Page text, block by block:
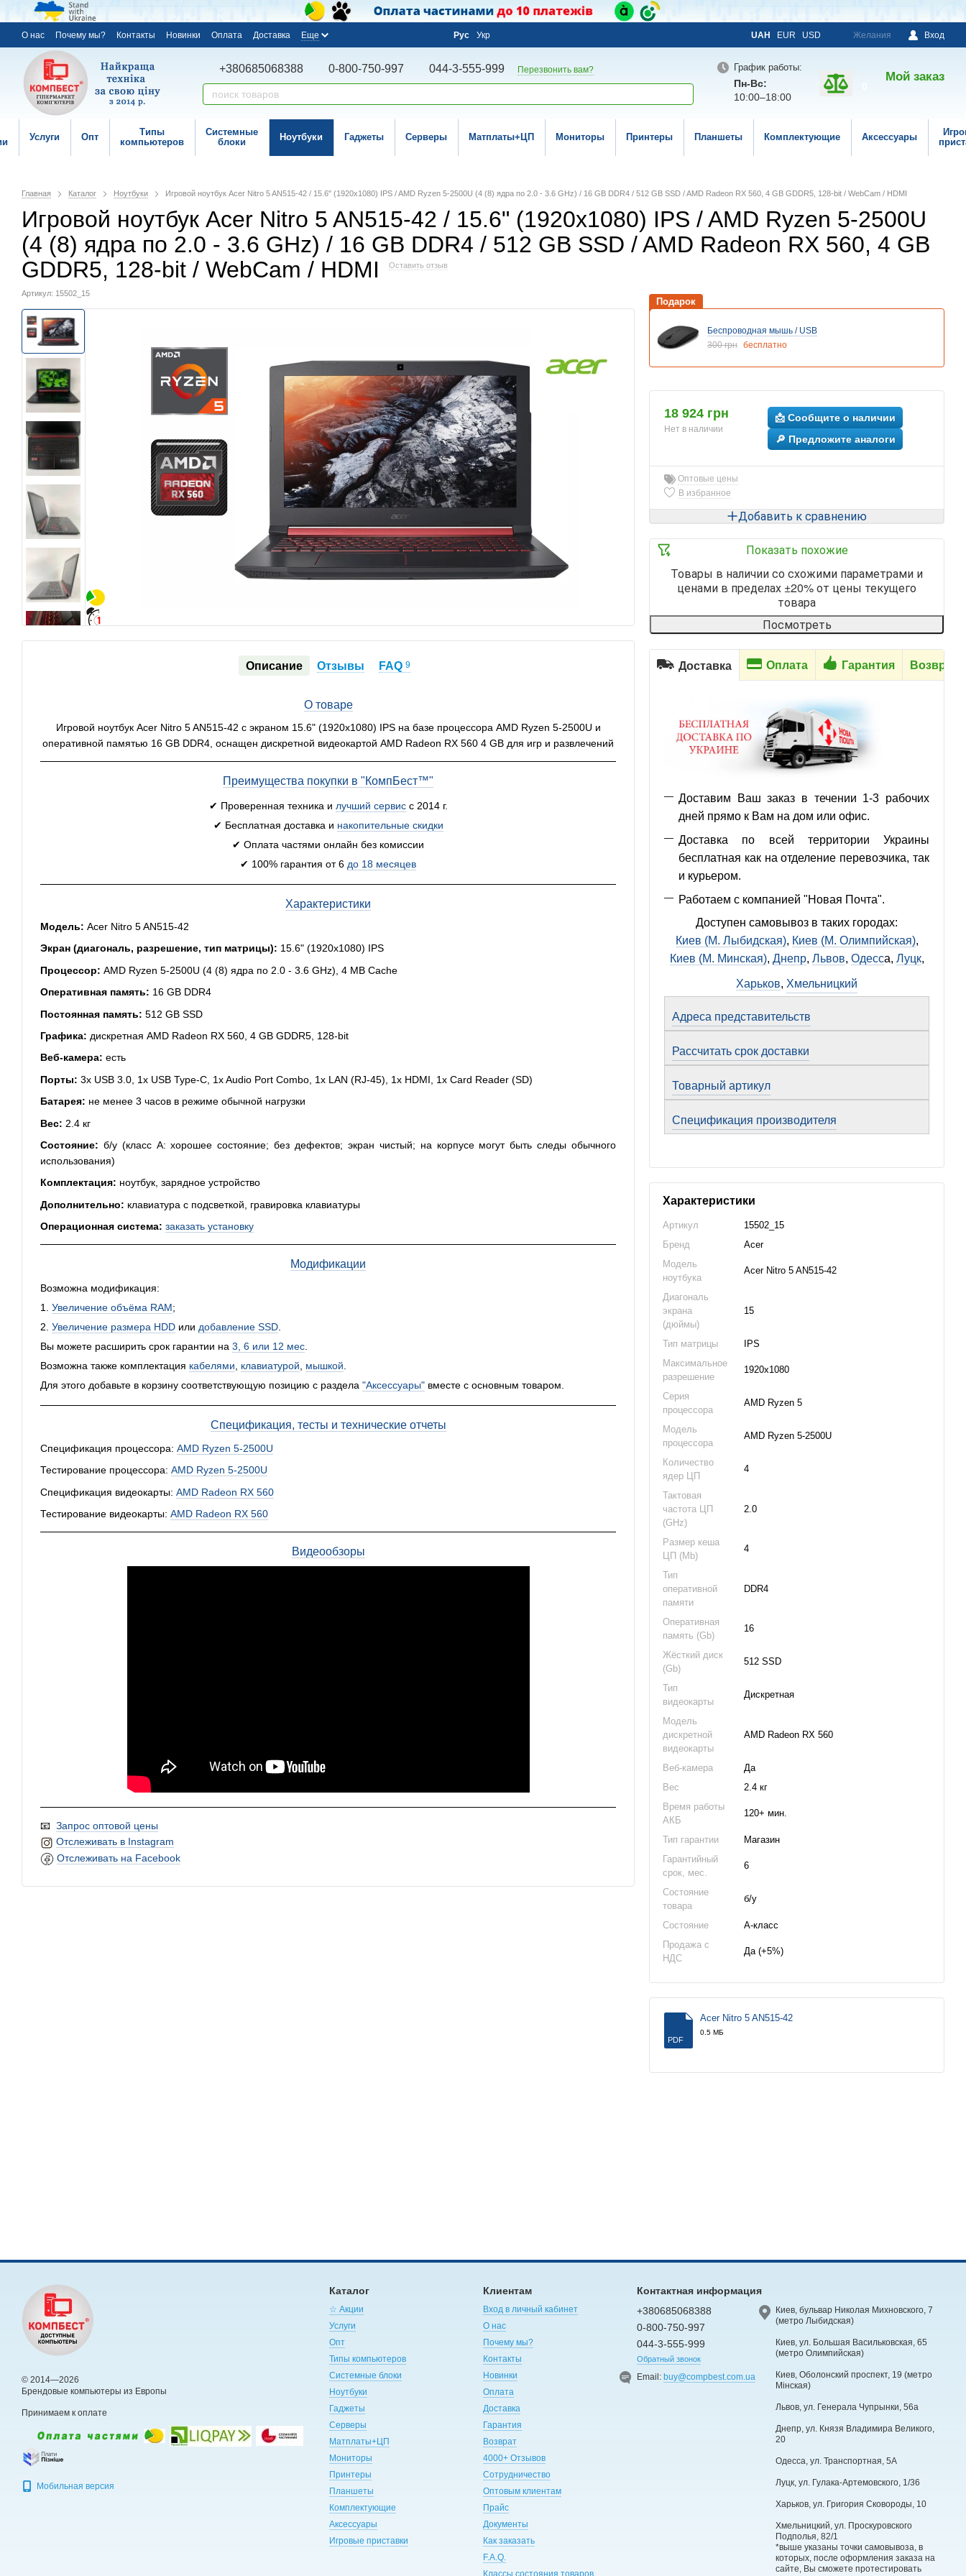
О нас Почему мы? Контакты Новинки Оплата Доставка Еще Рус Укр UAH EUR USD Желания Вход
+380685068388 0-800-750-997 044-3-555-999 Перезвонить вам? График работы:
Пн-Вс:
10:00–18:00
Мой заказ
Услуги Опт
Типы
компьютеров
Системные
блоки
Ноутбуки Гаджеты Серверы Матплаты+ЦП Мониторы Принтеры Планшеты Комплектующие Аксессуары
Главная Каталог Ноутбуки Игровой ноутбук Acer Nitro 5 AN515-42 / 15.6" (1920x1080) IPS / AMD Ryzen 5-2500U (4 (8) ядра по 2.0 - 3.6 GHz) / 16 GB DDR4 / 512 GB SSD / AMD Radeon RX 560, 4 GB GDDR5, 128-bit / WebCam / HDMI
Игровой ноутбук Acer Nitro 5 AN515-42 / 15.6" (1920x1080) IPS / AMD Ryzen 5-2500U
(4 (8) ядра по 2.0 - 3.6 GHz) / 16 GB DDR4 / 512 GB SSD / AMD Radeon RX 560, 4 GB
GDDR5, 128-bit / WebCam / HDMI
Оставить отзыв
Артикул: 15502_15
Описание Отзывы FAQ9
О товаре
Игровой ноутбук Acer Nitro 5 AN515-42 с экраном 15.6" (1920x1080) IPS на базе процессора AMD Ryzen 5-2500U и
оперативной памятью 16 GB DDR4, оснащен дискретной видеокартой AMD Radeon RX 560 4 GB для игр и развлечений
Преимущества покупки в "КомпБест™"
✔ Проверенная техника и лучший сервисс 2014 г.
✔ Бесплатная доставка и накопительные скидки
✔ Оплата частями онлайн без комиссии
✔ 100% гарантия от 6 до 18 месяцев
Характеристики
Модель: Acer Nitro 5 AN515-42
Экран (диагональ, разрешение, тип матрицы): 15.6" (1920x1080) IPS
Процессор: AMD Ryzen 5-2500U (4 (8) ядра по 2.0 - 3.6 GHz), 4 MB Cache
Оперативная память: 16 GB DDR4
Постоянная память: 512 GB SSD
Графика: дискретная AMD Radeon RX 560, 4 GB GDDR5, 128-bit
Веб-камера: есть
Порты: 3x USB 3.0, 1x USB Type-C, 1x Audio Port Combo, 1x LAN (RJ-45), 1x HDMI, 1x Card Reader (SD)
Батарея: не менее 3 часов в режиме обычной нагрузки
Вес: 2.4 кг
Состояние: б/у (класс А: хорошее состояние; без дефектов; экран чистый; на корпусе могут быть следы обычного
использования)
Комплектация: ноутбук, зарядное устройство
Дополнительно: клавиатура с подсветкой, гравировка клавиатуры
Операционная система: заказать установку
Модификации
Возможна модификация:
1. Увеличение объёма RAM;
2. Увеличение размера HDD или добавление SSD.
Вы можете расширить срок гарантии на 3, 6 или 12 мес.
Возможна также комплектация кабелями, клавиатурой, мышкой.
Для этого добавьте в корзину соответствующую позицию с раздела "Аксессуары" вместе с основным товаром.
Спецификация, тесты и технические отчеты
Спецификация процессора: AMD Ryzen 5-2500U
Тестирование процессора: AMD Ryzen 5-2500U
Спецификация видеокарты: AMD Radeon RX 560
Тестирование видеокарты: AMD Radeon RX 560
Видеообзоры
📧 Запрос оптовой цены
Отслеживать в Instagram
Отслеживать на Facebook
Подарок
Беспроводная мышь / USB
300 грн бесплатно
18 924 грн
Нет в наличии
📩 Сообщите о наличии
🔎 Предложите аналоги
Оптовые цены
В избранное
Добавить к сравнению
Показать похожие
Товары в наличии со схожими параметрами и
ценами в пределах ±20% от цены текущего
товара
Посмотреть
Доставка Оплата Гарантия Возврат
Доставим Ваш заказ в течении 1-3 рабочих
дней прямо к Вам на дом или офис.
Доставка по всей территории Украины
бесплатная как на отделение перевозчика, так
и курьером.
Работаем с компанией "Новая Почта".
Доступен самовывоз в таких городах:
Киев (М. Лыбидская), Киев (М. Олимпийская),
Киев (М. Минская), Днепр, Львов, Одесса, Луцк,
Харьков, Хмельницкий
Адреса представительств
Рассчитать срок доставки
Товарный артикул
Спецификация производителя
Характеристики
Артикул
15502_15
Бренд
Acer
Модель
ноутбука
Acer Nitro 5 AN515-42
Диагональ
экрана
(дюймы)
15
Тип матрицы
IPS
Максимальное
разрешение
1920x1080
Серия
процессора
AMD Ryzen 5
Модель
процессора
AMD Ryzen 5-2500U
Количество
ядер ЦП
4
Тактовая
частота ЦП
(GHz)
2.0
Размер кеша
ЦП (Mb)
4
Тип
оперативной
памяти
DDR4
Оперативная
память (Gb)
16
Жёсткий диск
(Gb)
512 SSD
Тип
видеокарты
Дискретная
Модель
дискретной
видеокарты
AMD Radeon RX 560
Веб-камера
Да
Вес
2.4 кг
Время работы
АКБ
120+ мин.
Тип гарантии
Магазин
Гарантийный
срок, мес.
6
Состояние
товара
б/у
Состояние
А-класс
Продажа с
НДС
Да (+5%)
PDF
Acer Nitro 5 AN515-42
0.5 МБ
© 2014—2026
Брендовые компьютеры из Европы
Принимаем к оплате
Мобильная версия
Каталог
☆ Акции
Услуги
Опт
Типы компьютеров
Системные блоки
Ноутбуки
Гаджеты
Серверы
Матплаты+ЦП
Мониторы
Принтеры
Планшеты
Комплектующие
Аксессуары
Игровые приставки
Клиентам
Вход в личный кабинет
О нас
Почему мы?
Контакты
Новинки
Оплата
Доставка
Гарантия
Возврат
4000+ Отзывов
Сотрудничество
Оптовым клиентам
Прайс
Документы
Как заказать
F.A.Q.
Классы состояния товаров
Контактная информация
+380685068388
0-800-750-997
044-3-555-999
Обратный звонок
Email:buy@compbest.com.ua
Киев, бульвар Николая Михновского, 7
(метро Лыбидская)
Киев, ул. Большая Васильковская, 65
(метро Олимпийская)
Киев, Оболонский проспект, 19 (метро
Мінская)
Львов, ул. Генерала Чупрынки, 56а
Днепр, ул. Князя Владимира Великого,
20
Одесса, ул. Транспортная, 5А
Луцк, ул. Гулака-Артемовского, 1/36
Харьков, ул. Григория Сковороды, 10
Хмельницкий, ул. Проскуровского
Подполья, 82/1
*выше указаны точки самовывоза, в
которых, после оформления заказа на
сайте, Вы сможете протестировать